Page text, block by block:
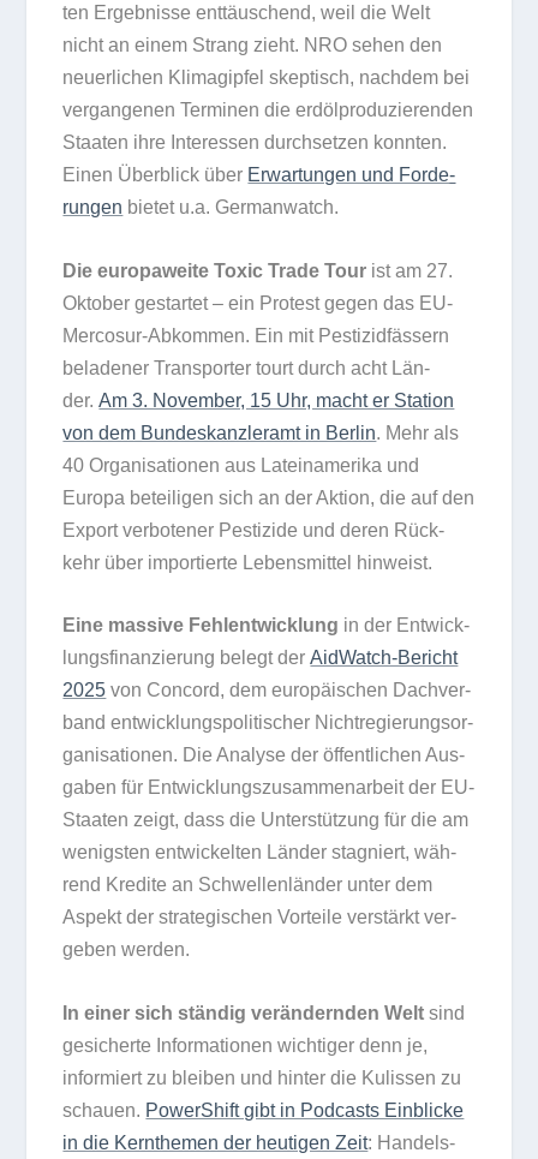
ten Ergeb­nisse ent­täu­schend, weil die Welt
nicht an einem Strang zieht. NRO sehen den
neu­er­li­chen Kli­ma­gip­fel skep­tisch, nach­dem bei
ver­gan­ge­nen Ter­mi­nen die erd­öl­pro­du­zie­ren­den
Staa­ten ihre Inter­es­sen durch­set­zen konn­ten.
Einen Über­blick über Erwar­tun­gen und For­de­
run­gen bie­tet u.a. Germanwatch.
Die euro­pa­weite Toxic Trade Tour ist am 27.
Okto­ber gestar­tet – ein Pro­test gegen das EU-
Mer­co­sur-Abkom­men. Ein mit Pes­ti­zid­fäs­sern
bela­de­ner Trans­por­ter tourt durch acht Län­
der.Am 3. Novem­ber, 15 Uhr, macht er Sta­tion
von dem Bun­des­kanz­ler­amt in Ber­lin. Mehr als
40 Orga­ni­sa­tio­nen aus Latein­ame­rika und
Europa betei­li­gen sich an der Aktion, die auf den
Export ver­bo­te­ner Pes­ti­zide und deren Rück­
kehr über impor­tierte Lebens­mit­tel hinweist.
Eine mas­sive Fehl­ent­wick­lung in der Ent­wick­
lungs­fi­nan­zie­rung belegt derAid­Watch-Bericht
2025 von Con­cord, dem euro­päi­schen Dach­ver­
band ent­wick­lungs­po­li­ti­scher Nicht­re­gie­rungs­or­
ga­ni­sa­tio­nen. Die Ana­lyse der öffent­li­chen Aus­
ga­ben für Ent­wick­lungs­zu­sam­men­ar­beit der EU-
Staa­ten zeigt, dass die Unter­stüt­zung für die am
wenigs­ten ent­wi­ckel­ten Län­der sta­gniert, wäh­
rend Kre­dite an Schwel­len­län­der unter dem
Aspekt der stra­te­gi­schen Vor­teile ver­stärkt ver­
ge­ben werden.
In einer sich stän­dig ver­än­dern­den Weltsind
gesi­cherte Infor­ma­tio­nen wich­ti­ger denn je,
infor­miert zu blei­ben und hin­ter die Kulis­sen zu
schauen. Power­Shift gibt in Pod­casts Ein­bli­cke
in die Kern­the­men der heu­ti­gen Zeit: Han­dels­